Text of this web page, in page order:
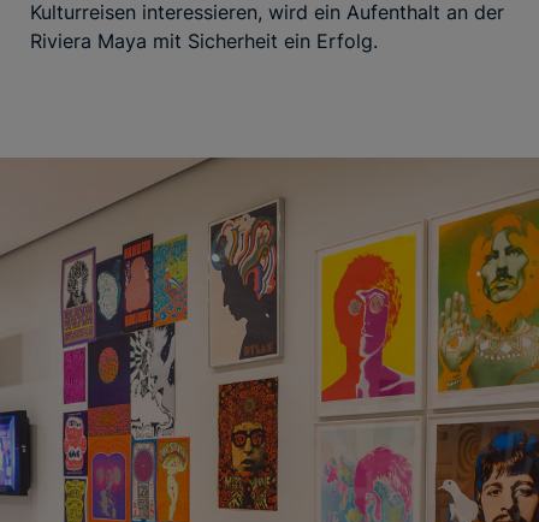
Kulturreisen interessieren, wird ein Aufenthalt an der
Riviera Maya mit Sicherheit ein Erfolg.